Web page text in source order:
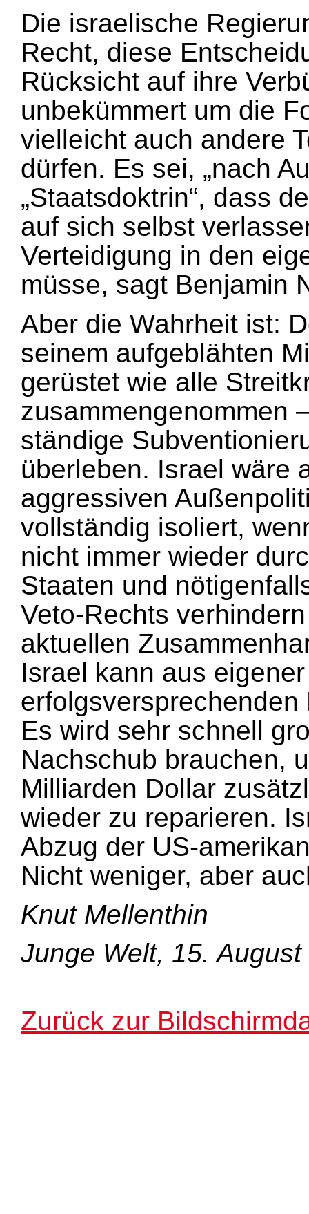
Die israelische
Recht, diese
Rücksicht auf ihre
unbekümmert um die
vielleicht auch andere
dürfen. Es sei, „nach
„Staatsdoktrin“, dass
auf sich selbst
Verteidigung in den
müsse, sagt Benjamin
Aber die Wahrheit ist:
seinem aufgeblähten
gerüstet wie alle
zusammengenommen
ständige
überleben. Israel wäre
aggressiven
vollständig isoliert,
nicht immer wieder
Staaten und
Veto-Rechts
aktuellen
Israel kann aus
Es wird sehr schnell
Nachschub brauchen,
Milliarden Dollar
wieder zu reparieren.
Abzug der US-
Nicht weniger, aber
Knut Mellenthin
Junge Welt, 15. August
Zurück zur